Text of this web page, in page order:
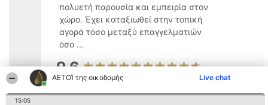
ΑΕΤΟΊ της οικοδομής Live chat
15:05
πολυετή παρουσία και εμπειρία στον
χώρο. Έχει καταξιωθεί στην τοπική
αγορά τόσο μεταξύ επαγγελματιών
όσο ...
9.6